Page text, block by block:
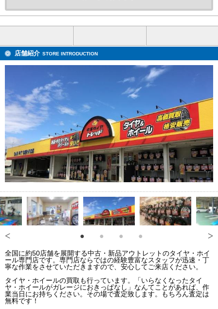
店舗紹介 STORE INTRODUCTION
全国に約50店舗を展開する中古・新品アウトレットのタイヤ・ホイ
ール専門店です。専門店ならではの経験豊富なスタッフが迅速・丁
寧な作業をさせていただきますので、安心してご来店ください。
タイヤ・ホイールの買取も行っています。「いらなくなったタイ
ヤ・ホイールがガレージにおきっぱなし」なんてことがあれば、作
業当日にお持ちください。その場で査定致します。もちろん査定は
無料です！